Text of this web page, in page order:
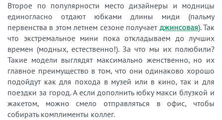
Второе по популярности место дизайнеры и модницы
единогласно отдают юбками длины миди (пальму
первенства в этом летнем сезоне получает джинсовая). Так
что экстремальное мини пока откладываем до лучших
времен (модных, естественно!). За что мы их полюбили?
Такие модели выглядят максимально женственно, но их
главное преимущество в том, что они одинаково хорошо
подойдут как для похода в музей или в кино, так и для
поездки за город. А если дополнить юбку макси блузкой и
жакетом, можно смело отправляться в офис, чтобы
собирать комплименты коллег.